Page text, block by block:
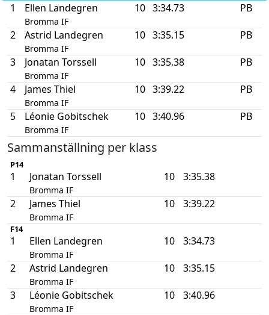
1
Ellen Landegren
Bromma IF
10 3:34.73 PB
2 Astrid Landegren
Bromma IF
10 3:35.15 PB
3 Jonatan Torssell
Bromma IF
10 3:35.38 PB
4 James Thiel
Bromma IF
10 3:39.22 PB
5 Léonie Gobitschek
Bromma IF
10 3:40.96 PB
Sammanställning per klass
P14
1 Jonatan Torssell
Bromma IF
10 3:35.38
2 James Thiel
Bromma IF
10 3:39.22
F14
1 Ellen Landegren
Bromma IF
10 3:34.73
2 Astrid Landegren
Bromma IF
10 3:35.15
3 Léonie Gobitschek
Bromma IF
10 3:40.96